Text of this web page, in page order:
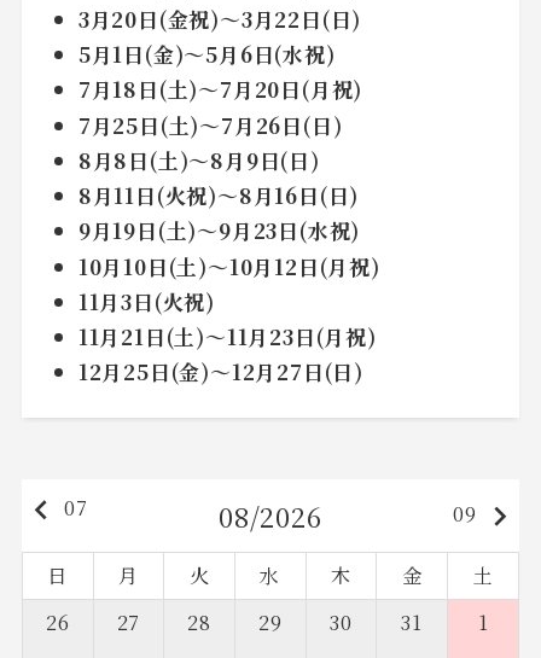
3月20日(金祝)～3月22日(日)
5月1日(金)～5月6日(水祝)
7月18日(土)～7月20日(月祝)
7月25日(土)～7月26日(日)
8月8日(土)～8月9日(日)
8月11日(火祝)～8月16日(日)
9月19日(土)～9月23日(水祝)
10月10日(土)～10月12日(月祝)
11月3日(火祝)
11月21日(土)～11月23日(月祝)
12月25日(金)～12月27日(日)
keyboard_arrow_left 07 08/2026 09 keyboard_arrow_right
日 月 火 水 木 金
土
26
27 28 29 30 31 1